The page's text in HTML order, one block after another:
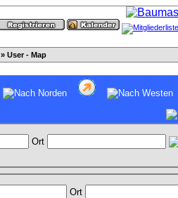
» User - Map
Ort
Ort